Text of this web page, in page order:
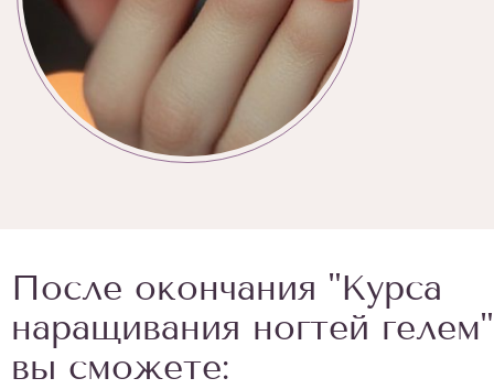
После окончания "Курса
наращивания ногтей гелем"
вы сможете: